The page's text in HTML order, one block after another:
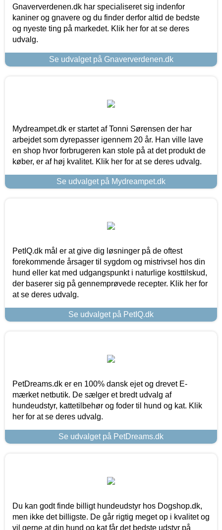
Gnaververdenen.dk har specialiseret sig indenfor
kaniner og gnavere og du finder derfor altid de bedste
og nyeste ting på markedet. Klik her for at se deres
udvalg.
Se udvalget på Gnaververdenen.dk
Mydreampet.dk er startet af Tonni Sørensen der har
arbejdet som dyrepasser igennem 20 år. Han ville lave
en shop hvor forbrugeren kan stole på at det produkt de
køber, er af høj kvalitet. Klik her for at se deres udvalg.
Se udvalget på Mydreampet.dk
PetIQ.dk mål er at give dig løsninger på de oftest
forekommende årsager til sygdom og mistrivsel hos din
hund eller kat med udgangspunkt i naturlige kosttilskud,
der baserer sig på gennemprøvede recepter. Klik her for
at se deres udvalg.
Se udvalget på PetIQ.dk
PetDreams.dk er en 100% dansk ejet og drevet E-
mærket netbutik. De sælger et bredt udvalg af
hundeudstyr, kattetilbehør og foder til hund og kat. Klik
her for at se deres udvalg.
Se udvalget på PetDreams.dk
Du kan godt finde billigt hundeudstyr hos Dogshop.dk,
men ikke det billigste. De går rigtig meget op i kvalitet og
vil gerne at din hund og kat får det bedste udstyr på